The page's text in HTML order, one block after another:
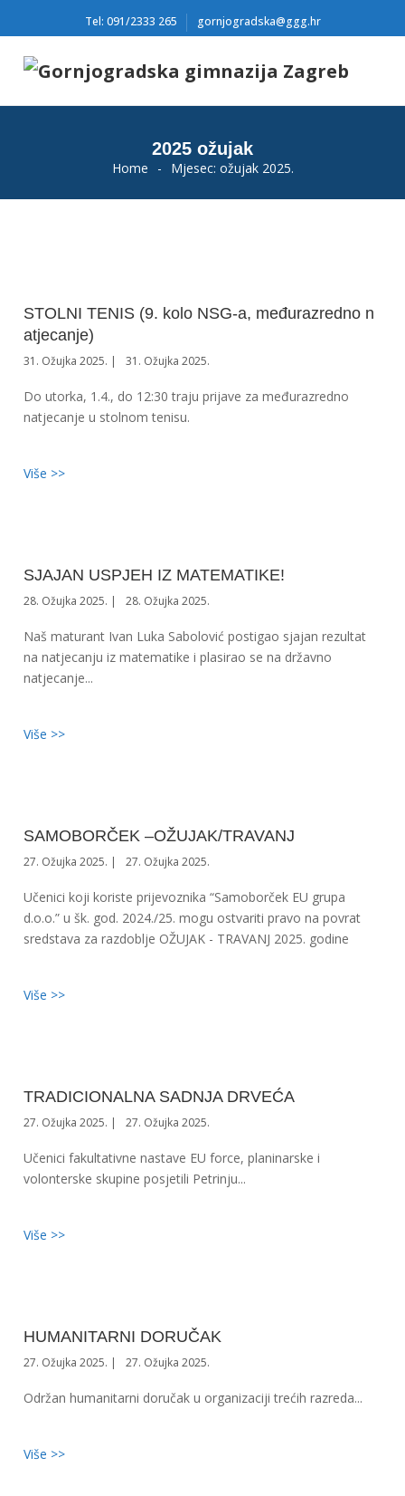
Tel: 091/2333 265 gornjogradska@ggg.hr
2025 ožujak
Home - Mjesec: ožujak 2025.
STOLNI TENIS (9. kolo NSG-a, međurazredno n
atjecanje)
31. Ožujka 2025. 31. Ožujka 2025.
Do utorka, 1.4., do 12:30 traju prijave za međurazredno
natjecanje u stolnom tenisu.
Više >>
SJAJAN USPJEH IZ MATEMATIKE!
28. Ožujka 2025. 28. Ožujka 2025.
Naš maturant Ivan Luka Sabolović postigao sjajan rezultat
na natjecanju iz matematike i plasirao se na državno
natjecanje...
Više >>
SAMOBORČEK –OŽUJAK/TRAVANJ
27. Ožujka 2025. 27. Ožujka 2025.
Učenici koji koriste prijevoznika “Samoborček EU grupa
d.o.o.” u šk. god. 2024./25. mogu ostvariti pravo na povrat
sredstava za razdoblje OŽUJAK - TRAVANJ 2025. godine
Više >>
TRADICIONALNA SADNJA DRVEĆA
27. Ožujka 2025. 27. Ožujka 2025.
Učenici fakultativne nastave EU force, planinarske i
volonterske skupine posjetili Petrinju...
Više >>
HUMANITARNI DORUČAK
27. Ožujka 2025. 27. Ožujka 2025.
Održan humanitarni doručak u organizaciji trećih razreda...
Više >>